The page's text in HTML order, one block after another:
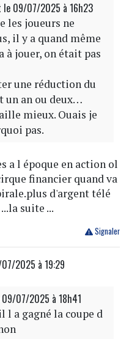
le 09/07/2025 à 16h23
les joueurs ne
il y a quand même
à jouer, on était pas
une réduction du
un an ou deux…
mieux. Ouais je
pas.
a l époque en action ol
financier quand va
d'argent télé
suite ...
Signaler
2025 à 19:29
07/2025 à 18h41
l a gagné la coupe d